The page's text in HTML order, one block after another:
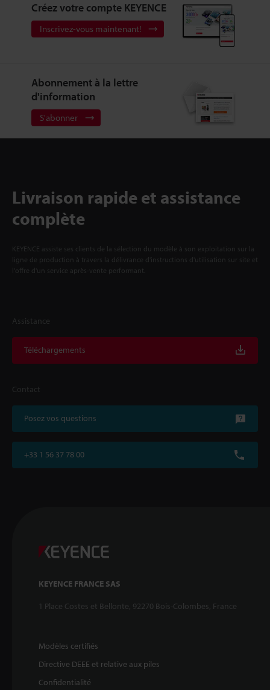
Créez votre compte KEYENCE
Inscrivez-vous maintenant!
Abonnement à la lettre
d'information
S'abonner
Livraison rapide et assistance
complète
KEYENCE assiste ses clients de la sélection du modèle à son exploitation sur la
ligne de production à travers la délivrance d'instructions d'utilisation sur site et
l'offre d'un service après-vente performant.
Assistance
Téléchargements
Contact
Posez vos questions
+33 1 56 37 78 00
KEYENCE FRANCE SAS
1 Place Costes et Bellonte, 92270 Bois-Colombes, France
Modèles certifiés
Directive DEEE et relative aux piles
Confidentialité